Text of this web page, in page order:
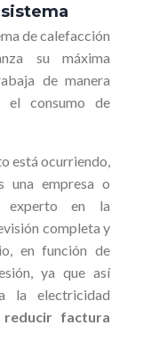
de calefacción
su máxima
de manera
el consumo de
está ocurriendo,
una empresa o
experto en la
completa y
en función de
ya que así
la electricidad
reducir factura